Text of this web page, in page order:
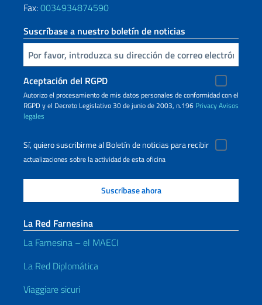
Fax:0034934874590
Suscríbase a nuestro boletín de noticias
Inserta tu correo electronico
Aceptación del RGPD
Autorizo ​​el procesamiento de mis datos personales de conformidad con el
RGPD y el Decreto Legislativo 30 de junio de 2003, n.196 PrivacyAvisos
legales
Sí, quiero suscribirme al Boletín de noticias para recibir
actualizaciones sobre la actividad de esta oficina
La Red Farnesina
La Farnesina – el MAECI
La Red Diplomática
Viaggiare sicuri